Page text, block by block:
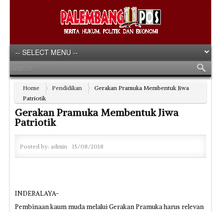
Home Pendidikan
Gerakan Pramuka Membentuk Jiwa
Patriotik
Gerakan Pramuka Membentuk Jiwa
Patriotik
Posted by: admin 15/08/2018
INDERALAYA-
Pembinaan kaum muda melalui Gerakan Pramuka harus relevan